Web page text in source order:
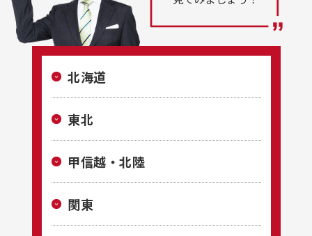
北海道
東北
甲信越・北陸
関東